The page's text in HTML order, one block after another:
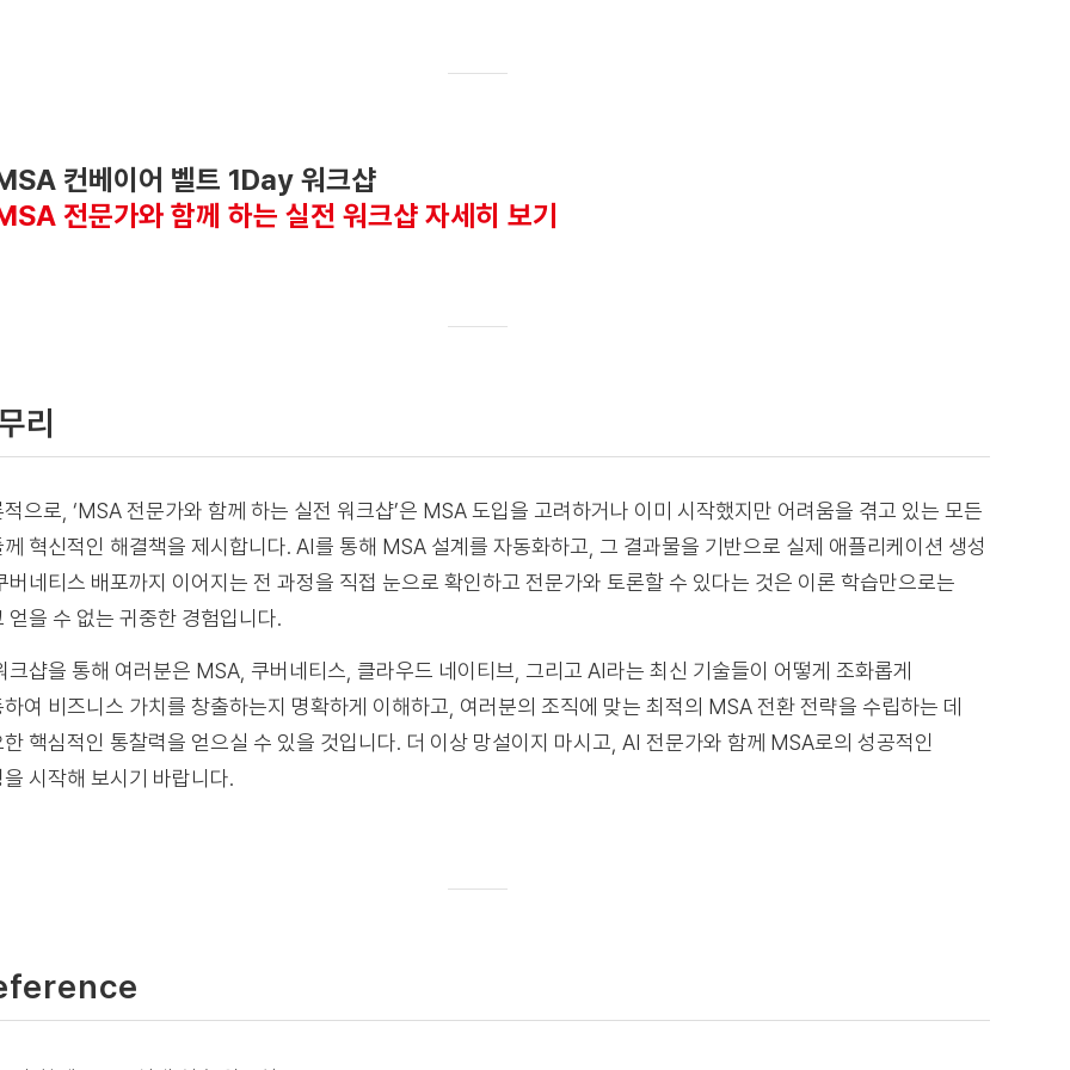
컨베이어 벨트 1Day 워크샵
전문가와 함께 하는 실전 워크샵 자세히 보기
리
으로, ‘MSA 전문가와 함께 하는 실전 워크샵’은 MSA 도입을 고려하거나 이미 시작했지만 어려움을 겪고 있는 모든
혁신적인 해결책을 제시합니다. AI를 통해 MSA 설계를 자동화하고, 그 결과물을 기반으로 실제 애플리케이션 생성
버네티스 배포까지 이어지는 전 과정을 직접 눈으로 확인하고 전문가와 토론할 수 있다는 것은 이론 학습만으로는
얻을 수 없는 귀중한 경험입니다.
크샵을 통해 여러분은 MSA, 쿠버네티스, 클라우드 네이티브, 그리고 AI라는 최신 기술들이 어떻게 조화롭게
여 비즈니스 가치를 창출하는지 명확하게 이해하고, 여러분의 조직에 맞는 최적의 MSA 전환 전략을 수립하는 데
핵심적인 통찰력을 얻으실 수 있을 것입니다. 더 이상 망설이지 마시고, AI 전문가와 함께 MSA로의 성공적인
시작해 보시기 바랍니다.